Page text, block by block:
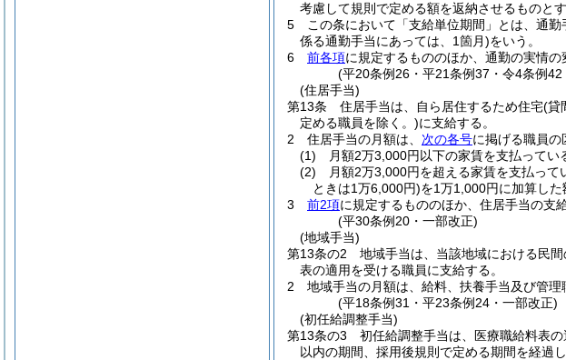
考慮して規則で定める額を返納させるものとす
5
この条において「支給単位期間」とは、通
係る通勤手当にあっては、1箇月)をいう。
6
前各項に規定するもののほか、通勤の実情
(平20条例26・平21条例37・令4条例42
(住居手当)
第13条
住居手当は、自ら居住するため住宅(貸
定める職員を除く。)に支給する。
2
住居手当の月額は、 次の各号に掲げる職員の
(1)
月額2万3,000円以下の家賃を支払って
(2)
月額2万3,000円を超える家賃を支払っ
ときは1万6,000円)を1万1,000円に加算した
3
前2項に規定するもののほか、住居手当の支
(平30条例20・一部改正)
(地域手当)
第13条の2
地域手当は、当該地域における民
表の適用を受ける職員に支給する。
2
地域手当の月額は、給料、扶養手当及び管
(平18条例31・平23条例24・一部改正)
(初任給調整手当)
第13条の3
初任給調整手当は、医療職給料表
以内の期間、採用後規則で定める期間を経過